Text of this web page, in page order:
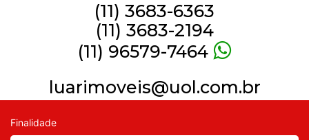
(11) 3683-6363
(11) 3683-2194
(11) 96579-7464
luarimoveis@uol.com.br
Finalidade